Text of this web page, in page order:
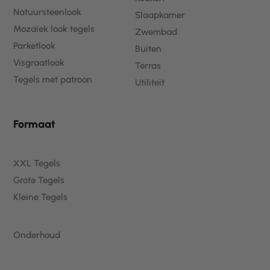
Natuursteenlook
Mozaïek look tegels
Parketlook
Visgraatlook
Tegels met patroon
Slaapkamer
Zwembad
Buiten
Terras
Utiliteit
Formaat
XXL Tegels
Grote Tegels
Kleine Tegels
Onderhoud